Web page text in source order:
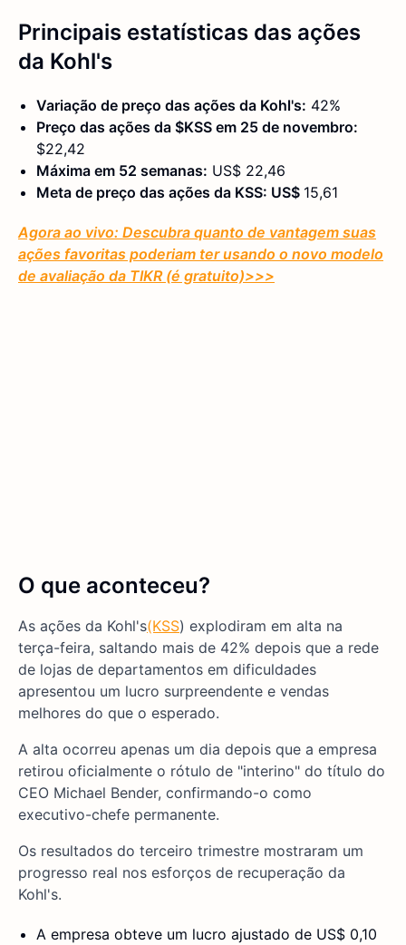
Principais estatísticas das ações
da Kohl's
Variação de preço das ações da Kohl's: 42%
Preço das ações da $KSS em 25 de novembro:
$22,42
Máxima em 52 semanas: US$ 22,46
Meta de preço das ações da KSS: US$ 15,61
Agora ao vivo: Descubra quanto de vantagem suas
ações favoritas poderiam ter usando o novo modelo
de avaliação da TIKR (é gratuito)>>>
O que aconteceu?
As ações da Kohl's(KSS) explodiram em alta na
terça-feira, saltando mais de 42% depois que a rede
de lojas de departamentos em dificuldades
apresentou um lucro surpreendente e vendas
melhores do que o esperado.
A alta ocorreu apenas um dia depois que a empresa
retirou oficialmente o rótulo de "interino" do título do
CEO Michael Bender, confirmando-o como
executivo-chefe permanente.
Os resultados do terceiro trimestre mostraram um
progresso real nos esforços de recuperação da
Kohl's.
A empresa obteve um lucro ajustado de US$ 0,10